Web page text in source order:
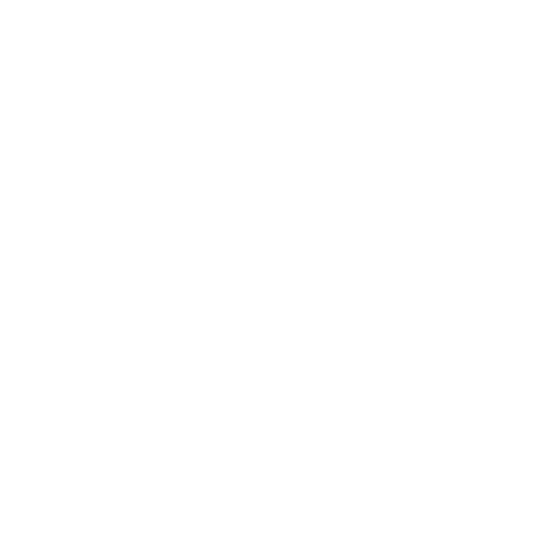
2
compte
ou autre,
dans ce